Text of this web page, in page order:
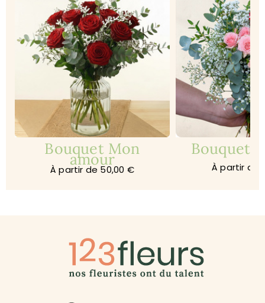
Bouquet Mon
amour
À partir de 50,00 €
Bouquet
À partir de